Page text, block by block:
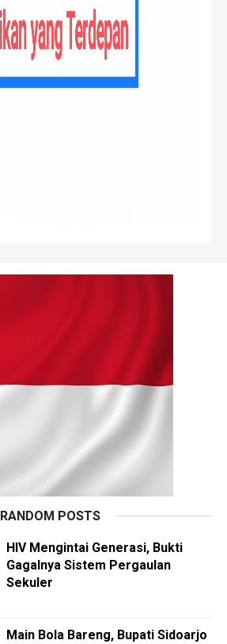
RANDOM POSTS
HIV Mengintai Generasi, Bukti
Gagalnya Sistem Pergaulan
Sekuler
Main Bola Bareng, Bupati Sidoarjo